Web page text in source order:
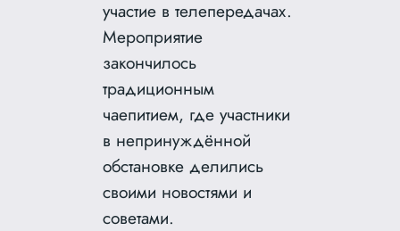
участие в телепередачах.
Мероприятие
закончилось
традиционным
чаепитием, где участники
в непринуждённой
обстановке делились
своими новостями и
советами.